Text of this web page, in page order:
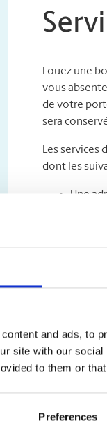
and ads, to
site with our
to them or
Preferences
Louez une
vous
de votre
sera
Les services
dont les
Une
Un
Un
que
La
* Offert